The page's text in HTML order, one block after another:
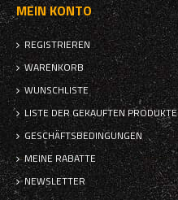
MEIN KONTO
REGISTRIEREN
WARENKORB
WUNSCHLISTE
LISTE DER GEKAUFTEN PRODUKTE
GESCHÄFTSBEDINGUNGEN
MEINE RABATTE
NEWSLETTER